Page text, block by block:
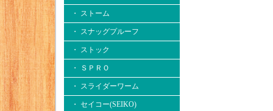
・ ストーム
・ スナッグプルーフ
・ ストック
・ ＳＰＲＯ
・ スライダーワーム
・ セイコー(SEIKO)